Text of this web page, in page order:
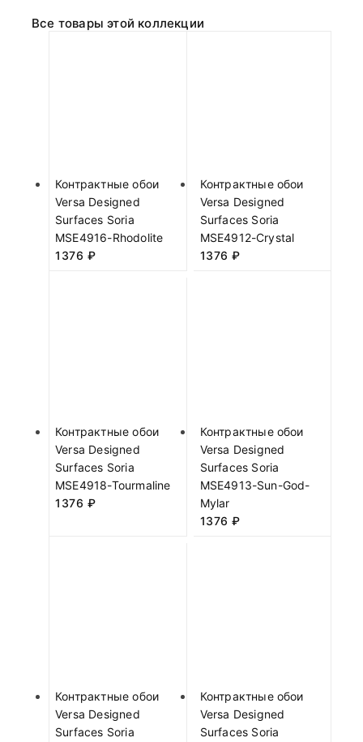
Все товары этой коллекции
Контрактные обои
Versa Designed
Surfaces Soria
MSE4916-Rhodolite
1376 ₽
Контрактные обои
Versa Designed
Surfaces Soria
MSE4912-Crystal
1376 ₽
Контрактные обои
Versa Designed
Surfaces Soria
MSE4918-Tourmaline
1376 ₽
Контрактные обои
Versa Designed
Surfaces Soria
MSE4913-Sun-God-
Mylar
1376 ₽
Контрактные обои
Versa Designed
Surfaces Soria
Контрактные обои
Versa Designed
Surfaces Soria